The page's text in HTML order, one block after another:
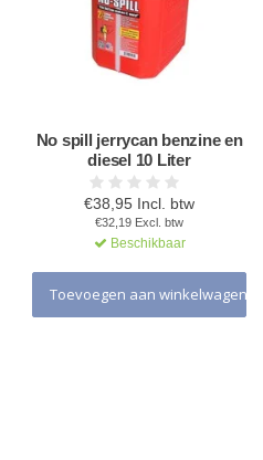
No spill jerrycan benzine en
diesel 10 Liter
€38,95 Incl. btw
€32,19 Excl. btw
Beschikbaar
Toevoegen aan winkelwagen